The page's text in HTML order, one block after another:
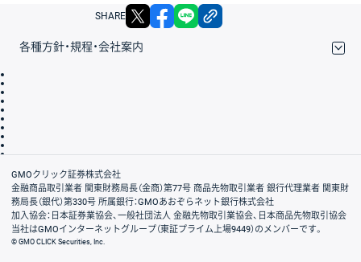
SHARE X facebook
各種方針・規程・会社案内
会社案内
GMOクリック証券株式会社
金融商品取引業者 関東財務局長（金商）第77号 商品先物取引業者 銀行代理業者 関東財
務局長（銀代）第330号 所属銀行：GMOあおぞらネット銀行株式会社
加入協会：日本証券業協会、一般社団法人 金融先物取引業協会、日本商品先物取引協会
当社はGMOインターネットグループ（東証プライム上場9449）のメンバーです。
© GMO CLICK Securities, Inc.